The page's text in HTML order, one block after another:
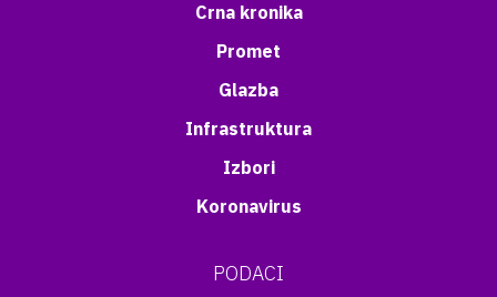
Crna kronika
Promet
Glazba
Infrastruktura
Izbori
Koronavirus
PODACI